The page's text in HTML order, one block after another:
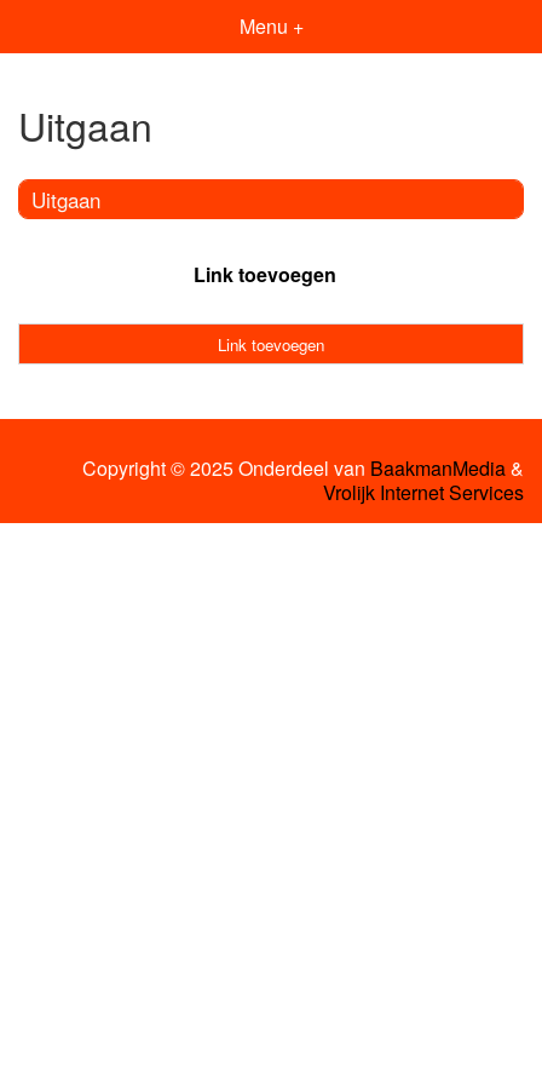
Menu +
Uitgaan
Uitgaan
Link toevoegen
Link toevoegen
Copyright © 2025 Onderdeel van BaakmanMedia&
Vrolijk Internet Services